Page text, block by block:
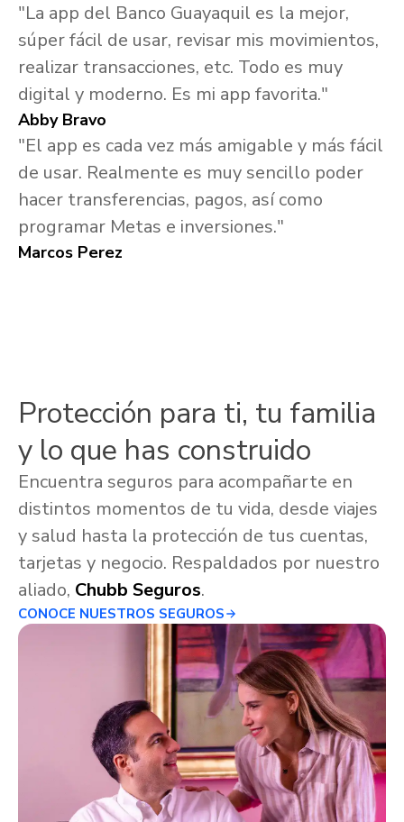
"La app del Banco Guayaquil es la mejor,
súper fácil de usar, revisar mis movimientos,
realizar transacciones, etc. Todo es muy
digital y moderno. Es mi app favorita."
Abby Bravo
"El app es cada vez más amigable y más fácil
de usar. Realmente es muy sencillo poder
hacer transferencias, pagos, así como
programar Metas e inversiones."
Marcos Perez
Protección para ti, tu familia
y lo que has construido
Encuentra seguros para acompañarte en
distintos momentos de tu vida, desde viajes
y salud hasta la protección de tus cuentas,
tarjetas y negocio. Respaldados por nuestro
aliado, Chubb Seguros.
CONOCE NUESTROS SEGUROS